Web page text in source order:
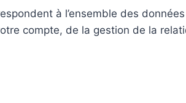
à l’ensemble des
compte, de la gestion de la